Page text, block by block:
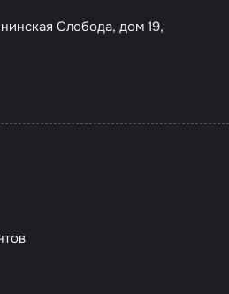
Слобода, дом 19,